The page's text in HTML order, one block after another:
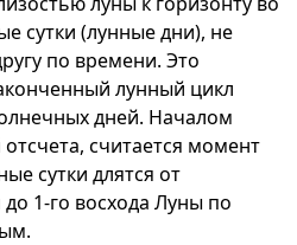
сутки (лунные дни), не
по времени. Это
лунный цикл
дней. Началом
считается момент
сутки длятся от
1-го восхода Луны по